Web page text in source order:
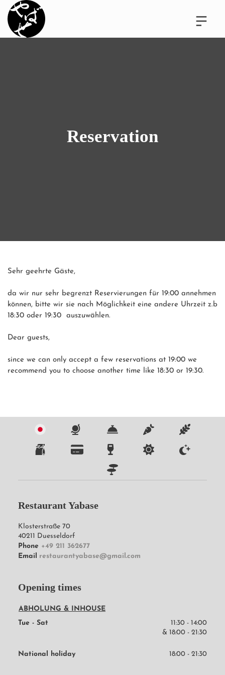
Reservation
Sehr geehrte Gäste,
da wir nur sehr begrenzt Reservierungen für 19:00 annehmen
können, bitte wir sie nach Möglichkeit eine andere Uhrzeit z.b
18:30 oder 19:30  auszuwählen.
Dear guests,
since we can only accept a few reservations at 19:00 we
recommend you to choose another time like 18:30 or 19:30.
Restaurant Yabase
Klosterstraße 70
40211 Duesseldorf
Phone +49 211 362677
Email
restaurantyabase@gmail.com
Opening times
ABHOLUNG & INHOUSE
Tue - Sat
11:30 - 14:00
& 18:00 - 21:30
National holiday 18:00 - 21:30